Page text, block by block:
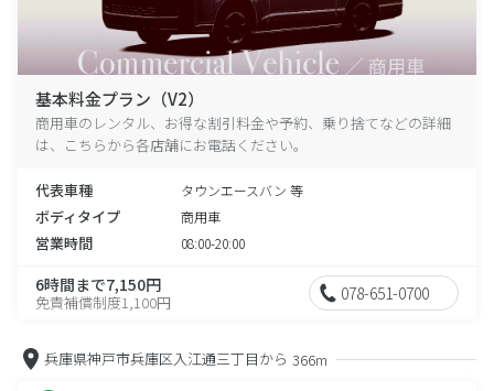
基本料金プラン（V2）
商用車のレンタル、お得な割引料金や予約、乗り捨てなどの詳細
は、こちらから各店舗にお電話ください。
代表車種 タウンエースバン 等
ボディタイプ 商用車
営業時間 08:00-20:00
6時間まで7,150円
免責補償制度1,100円 078-651-0700
兵庫県神戸市兵庫区入江通三丁目から 366m